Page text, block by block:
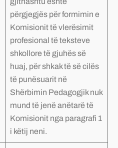
përgjegjës për formimin e
Komisionit të vlerësimit
profesional të teksteve
shkollore të gjuhës së
huaj, për shkak të së cilës
të punësuarit në
Shërbimin Pedagogjik nuk
mund të jenë anëtarë të
Komisionit nga paragrafi 1
i këtij neni.